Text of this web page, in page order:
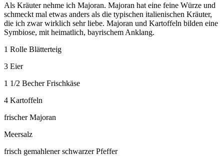
Als Kräuter nehme ich Majoran. Majoran hat eine feine Würze und
schmeckt mal etwas anders als die typischen italienischen Kräuter,
die ich zwar wirklich sehr liebe. Majoran und Kartoffeln bilden eine
Symbiose, mit heimatlich, bayrischem Anklang.
1 Rolle Blätterteig
3 Eier
1 1/2 Becher Frischkäse
4 Kartoffeln
frischer Majoran
Meersalz
frisch gemahlener schwarzer Pfeffer